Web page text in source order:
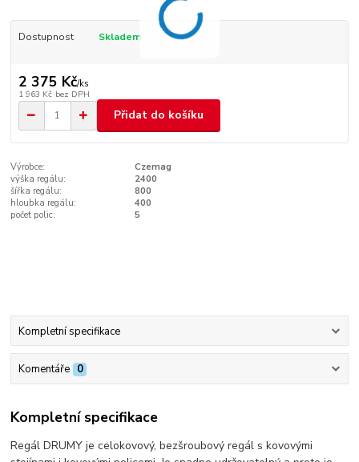
Dostupnost Skladem
2 375 Kč/ks
1 963 Kč bez DPH
Přidat do košíku
Výrobce:
Czemag
výška regálu:
2400
šířka regálu:
800
hloubka regálu:
400
počet polic:
5
Kompletní specifikace
Komentáře 0
Kompletní specifikace
Regál DRUMY je celokovový, bezšroubový regál s kovovými